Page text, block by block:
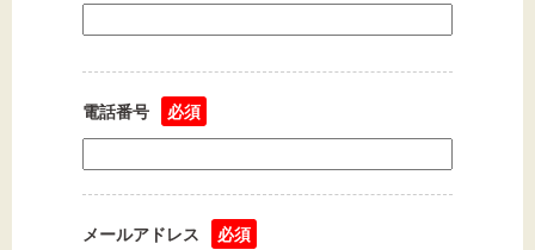
電話番号 必須
メールアドレス 必須